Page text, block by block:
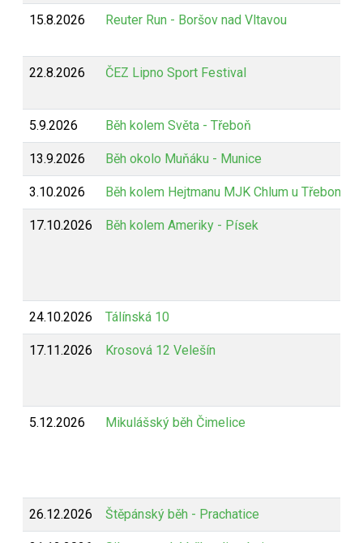
15.8.2026 Reuter Run - Boršov nad Vltavou
22.8.2026 ČEZ Lipno Sport Festival
5.9.2026 Běh kolem Světa - Třeboň
13.9.2026 Běh okolo Muňáku - Munice
3.10.2026 Běh kolem Hejtmanu MJK Chlum u Třeboně
17.10.2026 Běh kolem Ameriky - Písek
24.10.2026 Tálínská 10
17.11.2026 Krosová 12 Velešín
5.12.2026 Mikulášský běh Čimelice
26.12.2026 Štěpánský běh - Prachatice